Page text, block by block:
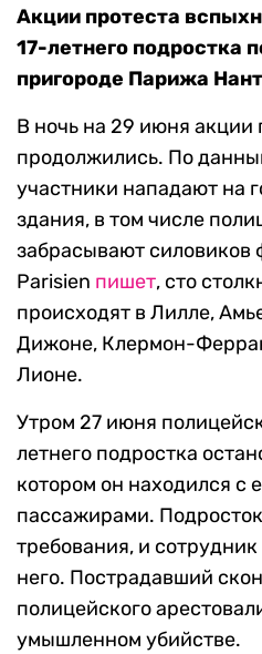
Акции протеста
17-летнего подростка
пригороде Парижа
В ночь на 29 июня акции
продолжились. По
участники нападают на
здания, в том числе
забрасывают силовиков
Parisien пишет, сто
происходят в Лилле,
Дижоне, Клермон-
Лионе.
Утром 27 июня
летнего подростка
котором он находился с
пассажирами.
требования, и
него. Пострадавший
полицейского
умышленном убийстве.